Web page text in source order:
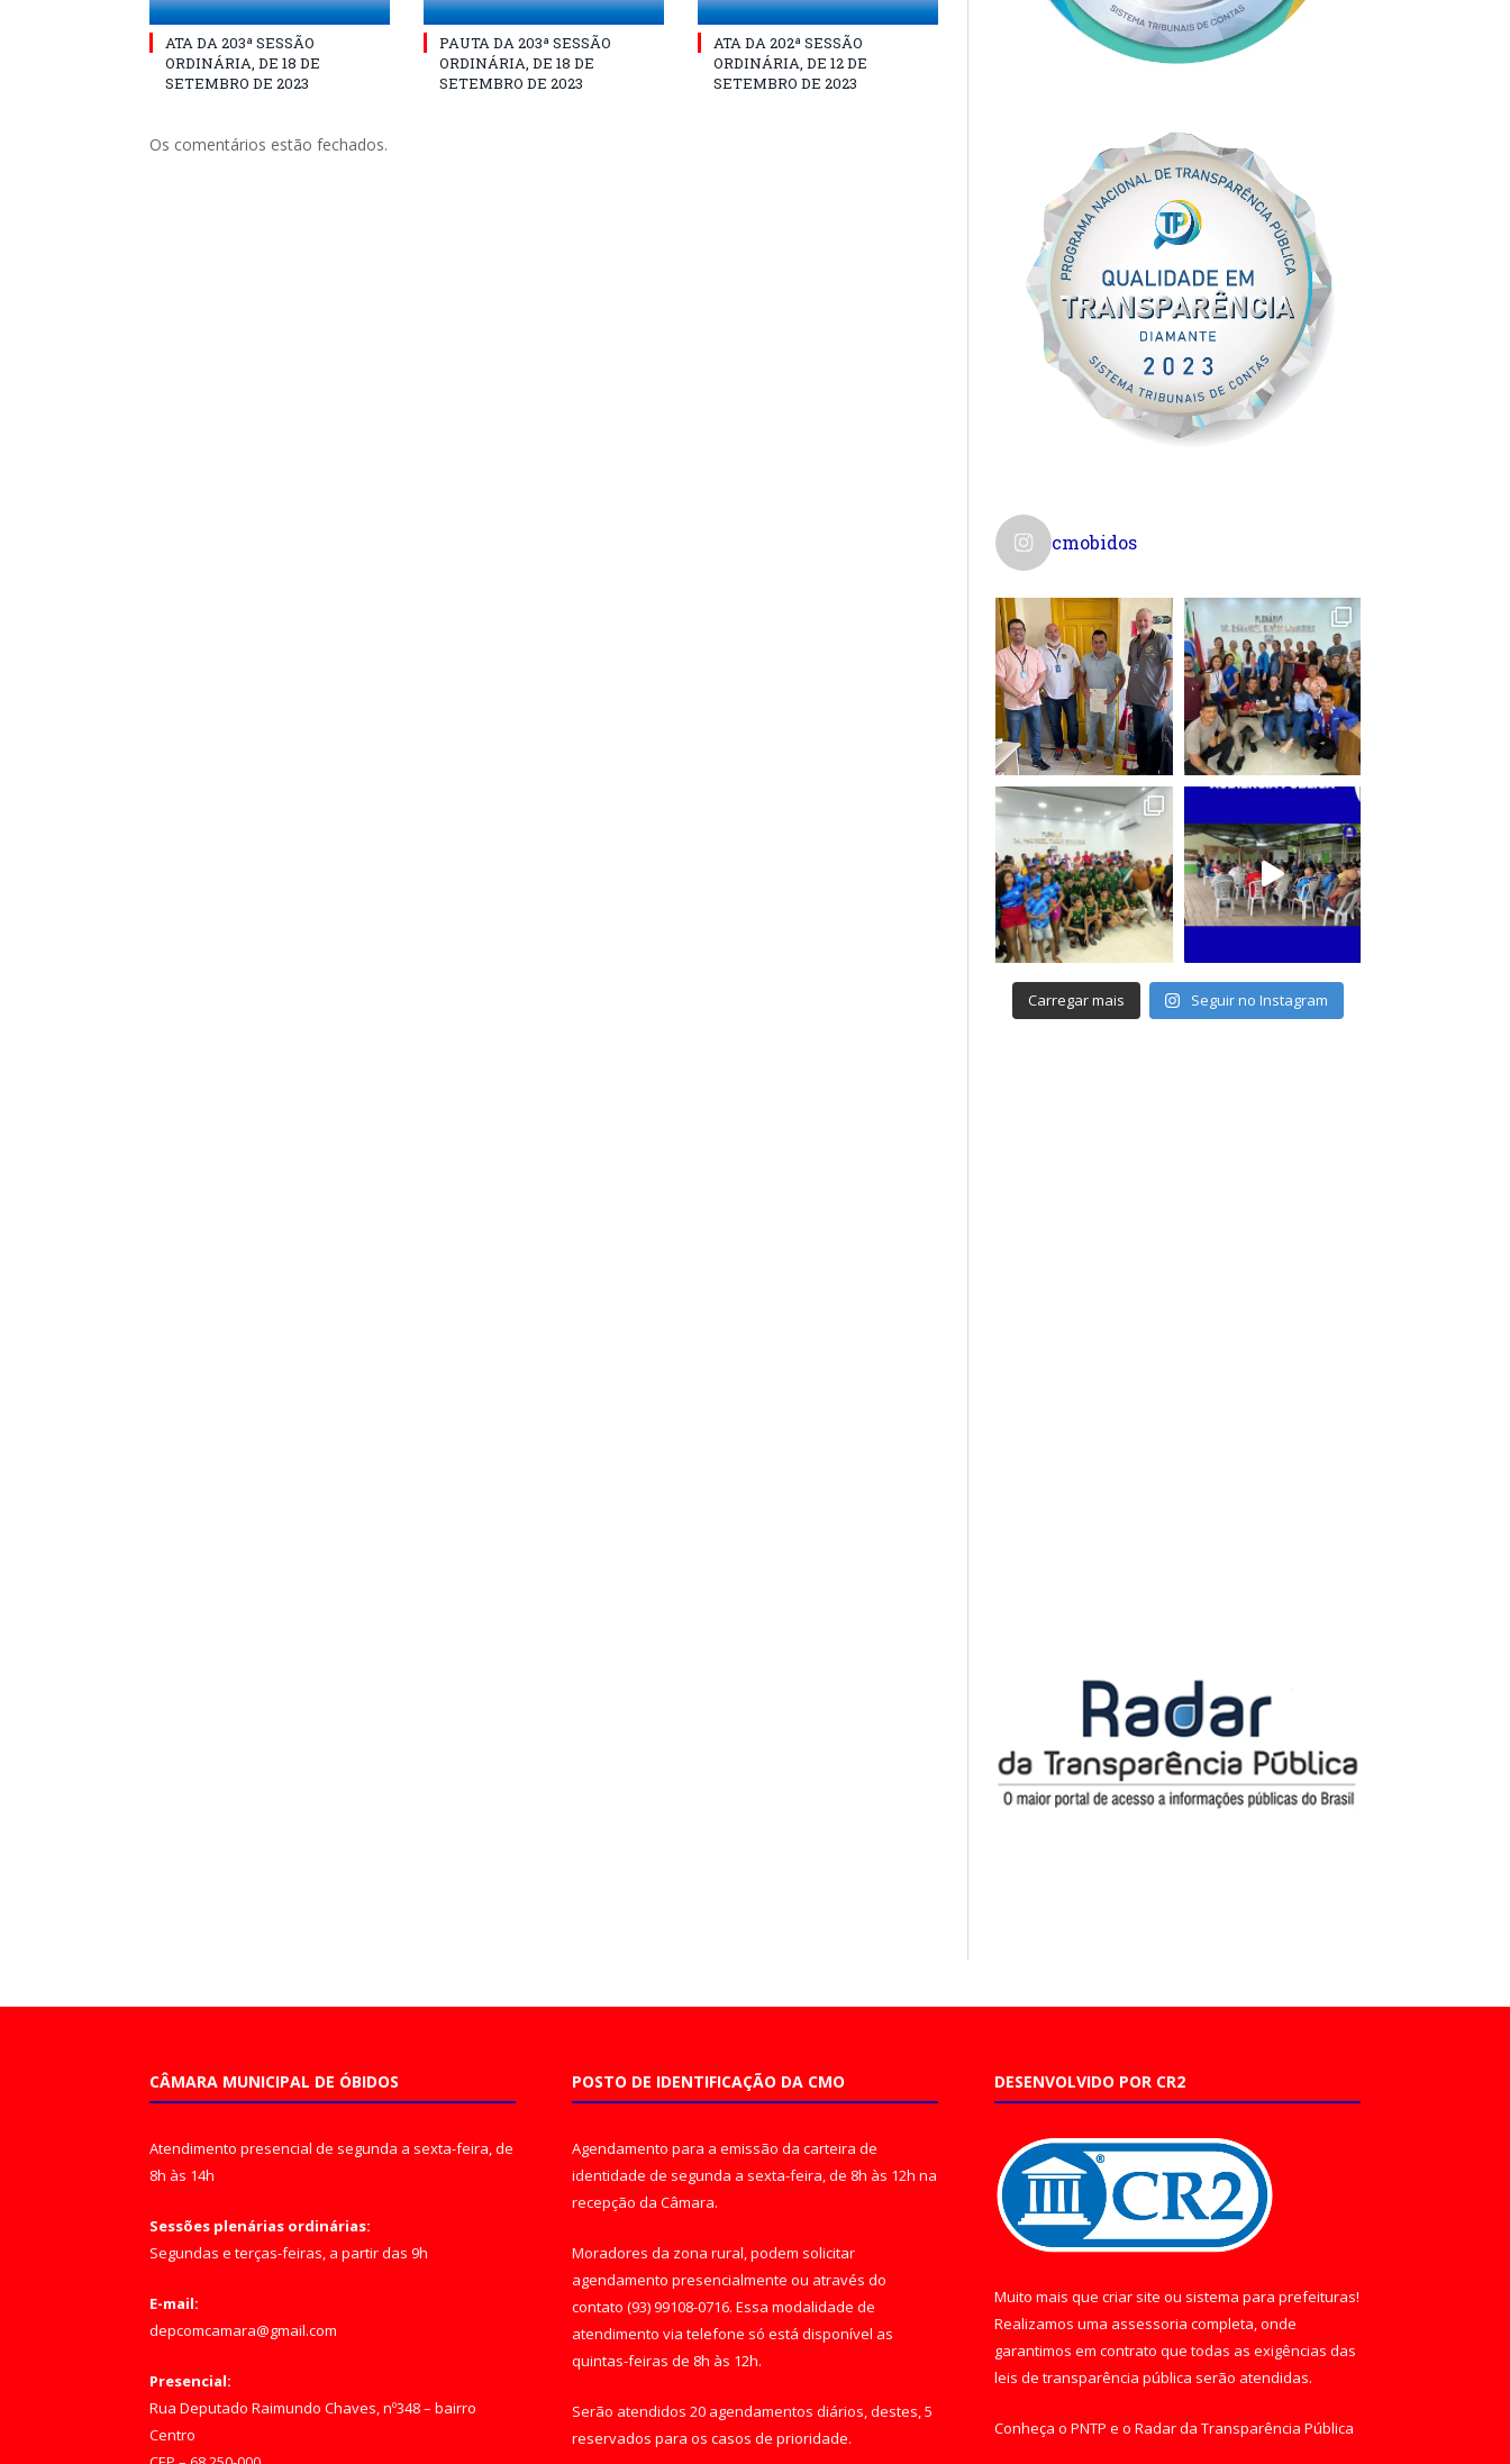
ATA DA 203ª SESSÃO
ORDINÁRIA, DE 18 DE
SETEMBRO DE 2023
PAUTA DA 203ª SESSÃO
ORDINÁRIA, DE 18 DE
SETEMBRO DE 2023
ATA DA 202ª SESSÃO
ORDINÁRIA, DE 12 DE
SETEMBRO DE 2023
Os comentários estão fechados.
cmobidos
Carregar mais Seguir no Instagram
CÂMARA MUNICIPAL DE ÓBIDOS
Atendimento presencial de segunda a sexta-feira, de
8h às 14h
Sessões plenárias ordinárias:
Segundas e terças-feiras, a partir das 9h
E-mail:
depcomcamara@gmail.com
Presencial:
Rua Deputado Raimundo Chaves, nº348 – bairro
Centro
POSTO DE IDENTIFICAÇÃO DA CMO
Agendamento para a emissão da carteira de
identidade de segunda a sexta-feira, de 8h às 12h na
recepção da Câmara.
Moradores da zona rural, podem solicitar
agendamento presencialmente ou através do
contato (93) 99108-0716. Essa modalidade de
atendimento via telefone só está disponível as
quintas-feiras de 8h às 12h.
Serão atendidos 20 agendamentos diários, destes, 5
reservados para os casos de prioridade.
DESENVOLVIDO POR CR2
Muito mais que criar site ou sistema para prefeituras!
Realizamos uma assessoria completa, onde
garantimos em contrato que todas as exigências das
leis de transparência pública serão atendidas.
Conheça o PNTP e o Radar da Transparência Pública